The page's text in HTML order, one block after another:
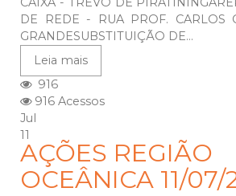
DE REDE - RUA PROF. CARLOS
GRANDESUBSTITUIÇÃO DE...
Leia mais
916
916 Acessos
Jul
11
AÇÕES REGIÃO
OCEÂNICA 11/07/